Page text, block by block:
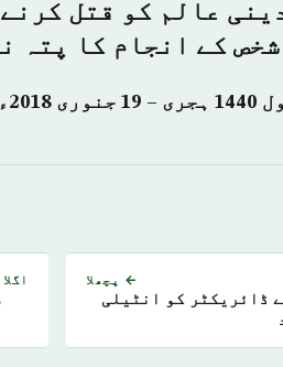
عالم کو قتل
کے انجام کا پتہ
← پچھلا
ڈائریکٹر کو انٹیلی